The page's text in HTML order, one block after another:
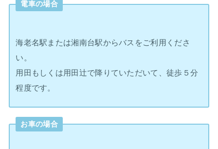
電車の場合
海老名駅または湘南台駅からバスをご利用くださ
い。
用田もしくは用田辻で降りていただいて、徒歩５分
程度です。
お車の場合